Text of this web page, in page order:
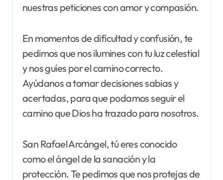
nuestras peticiones con amor y compasión.
En momentos de dificultad y confusión, te
pedimos que nos ilumines con tu luz celestial
y nos guíes por el camino correcto.
Ayúdanos a tomar decisiones sabias y
acertadas, para que podamos seguir el
camino que Dios ha trazado para nosotros.
San Rafael Arcángel, tú eres conocido
como el ángel de la sanación y la
protección. Te pedimos que nos protejas de